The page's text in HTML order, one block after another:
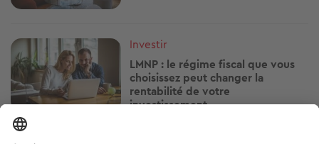
Image
Investir
LMNP : le régime fiscal que vous
choisissez peut changer la
rentabilité de votre
investissement